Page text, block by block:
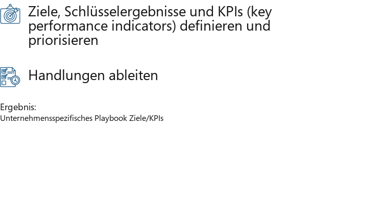
Ziele, Schlüsselergebnisse und KPIs (key
performance indicators) definieren und
priorisieren
Handlungen ableiten
Ergebnis:
Unternehmensspezifisches Playbook Ziele/KPIs